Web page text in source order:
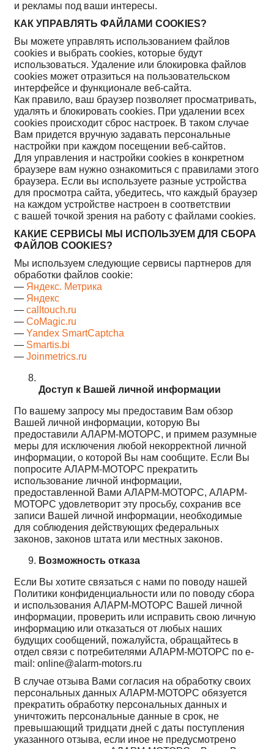
и рекламы под ваши интересы.
КАК УПРАВЛЯТЬ ФАЙЛАМИ COOKIES?
Вы можете управлять использованием файлов
cookies и выбрать cookies, которые будут
использоваться. Удаление или блокировка файлов
cookies может отразиться на пользовательском
интерфейсе и функционале веб-сайта.
Как правило, ваш браузер позволяет просматривать,
удалять и блокировать cookies. При удалении всех
cookies происходит сброс настроек. В таком случае
Вам придется вручную задавать персональные
настройки при каждом посещении веб-сайтов.
Для управления и настройки cookies в конкретном
браузере вам нужно ознакомиться с правилами этого
браузера. Если вы используете разные устройства
для просмотра сайта, убедитесь, что каждый браузер
на каждом устройстве настроен в соответствии
с вашей точкой зрения на работу с файлами сookies.
КАКИЕ СЕРВИСЫ МЫ ИСПОЛЬЗУЕМ ДЛЯ СБОРА
ФАЙЛОВ COOKIES?
Мы используем следующие сервисы партнеров для
обработки файлов cookie:
— Яндекс. Метрика
— Яндекс
—calltouch.ru
—CoMagic.ru
—Yandex SmartCaptcha
— Smartis.bi
—Joinmetrics.ru
Доступ к Вашей личной информации
По вашему запросу мы предоставим Вам обзор
Вашей личной информации, которую Вы
предоставили АЛАРМ-МОТОРС, и примем разумные
меры для исключения любой некорректной личной
информации, о которой Вы нам сообщите. Если Вы
попросите АЛАРМ-МОТОРС прекратить
использование личной информации,
предоставленной Вами АЛАРМ-МОТОРС, АЛАРМ-
МОТОРС удовлетворит эту просьбу, сохранив все
записи Вашей личной информации, необходимые
для соблюдения действующих федеральных
законов, законов штата или местных законов.
Возможность отказа
Если Вы хотите связаться с нами по поводу нашей
Политики конфиденциальности или по поводу сбора
и использования АЛАРМ-МОТОРС Вашей личной
информации, проверить или исправить свою личную
информацию или отказаться от любых наших
будущих сообщений, пожалуйста, обращайтесь в
отдел связи с потребителями АЛАРМ-МОТОРС по e-
mail: online@alarm-motors.ru
В случае отзыва Вами согласия на обработку своих
персональных данных АЛАРМ-МОТОРС обязуется
прекратить обработку персональных данных и
уничтожить персональные данные в срок, не
превышающий тридцати дней с даты поступления
указанного отзыва, если иное не предусмотрено